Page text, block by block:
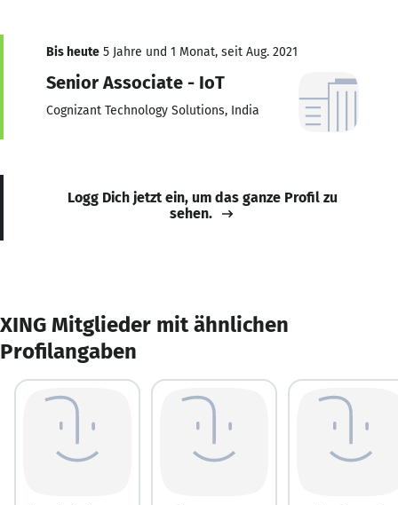
Bis heute 5 Jahre und 1 Monat, seit Aug. 2021
Senior Associate - IoT
Cognizant Technology Solutions, India
Logg Dich jetzt ein, um das ganze Profil zu
sehen.
XING Mitglieder mit ähnlichen
Profilangaben